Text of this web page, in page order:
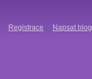
Registrace Napsat blog